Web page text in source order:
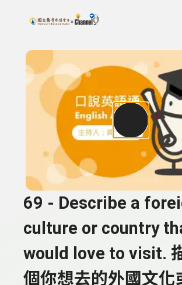
上方功能區塊
搜尋關鍵字：可輸入節目名稱、主持人
69 - Describe a
culture or country
would love to visit.
個你想去的外國文化